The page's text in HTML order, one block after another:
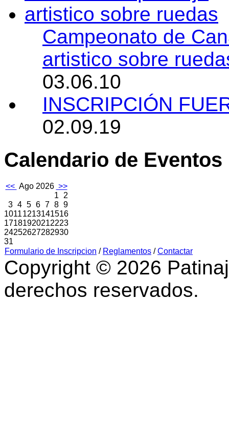
Campeonato de
artistico sobre
03.06.10
INSCRIPCIÓN
02.09.19
Calendario de Eventos
<< Ago 2026 >>
1
2
3 4 5 6 7 8 9
10111213141516
17181920212223
24252627282930
31
Formulario de Inscripcion / Reglamentos /Contactar
Copyright © 2026
derechos reservados.